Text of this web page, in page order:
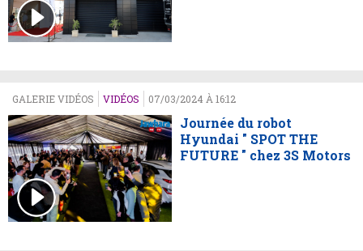
GALERIE VIDÉOS VIDÉOS 07/03/2024 À 16:12
Journée du robot
Hyundai " SPOT THE
FUTURE " chez 3S Motors